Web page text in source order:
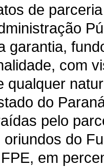
de
garantia,
com
qualquer
do
pelo
do
em